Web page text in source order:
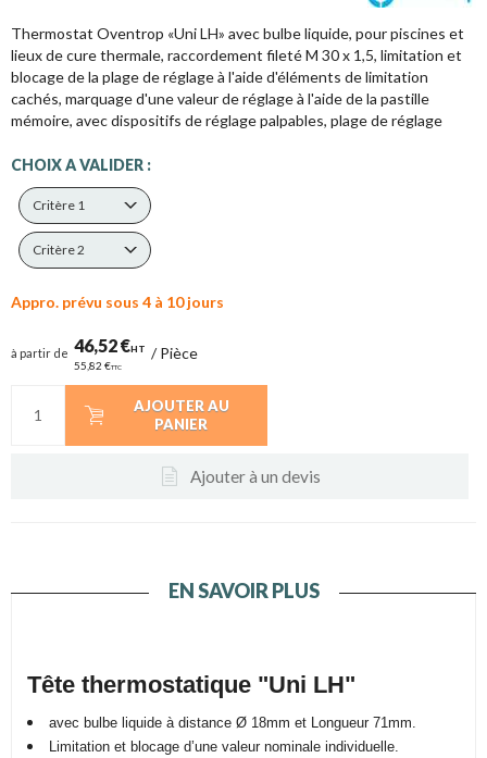
Thermostat Oventrop «Uni LH» avec bulbe liquide, pour piscines et
lieux de cure thermale, raccordement fileté M 30 x 1,5, limitation et
blocage de la plage de réglage à l'aide d'éléments de limitation
cachés, marquage d'une valeur de réglage à l'aide de la pastille
mémoire, avec dispositifs de réglage palpables, plage de réglage
CHOIX A VALIDER :
Critère 1
Critère 2
Appro. prévu sous 4 à 10 jours
à partir de 46,52 €HT
55,82 €TTC
/Pièce
AJOUTER AU
PANIER
Ajouter à un devis
EN SAVOIR PLUS
Tête thermostatique "Uni LH"
avec bulbe liquide à distance Ø 18mm et Longueur 71mm
Limitation et blocage d’une valeur nominale individuelle.